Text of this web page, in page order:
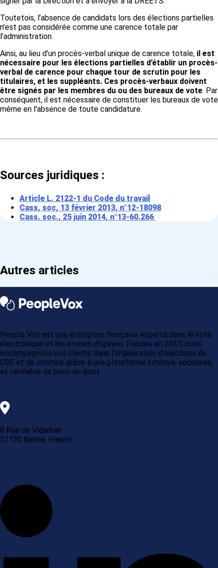
Toutetois, l’absence de candidats lors des élections partielles
n’est pas considérée comme une carence totale par
l’administration.
Ainsi, au lieu d'un procès-verbal unique de carence totale, il est
nécessaire pour les élections partielles d’établir un procès-
verbal de carence pour chaque tour de scrutin pour les
titulaires, et les suppléants. Ces procès-verbaux doivent
être signés par les membres du ou des bureaux de vote. Par
conséquent, il est nécessaire de constituer les bureaux de vote
même en l'absence de toute candidature.
Sources juridiques :
Article L. 2122-1 du Code du travail
Cass, soc, 13 février 2013, n°12-18098
Cass. soc., 25 juin 2014, n°13-60.266
Autres articles
People Vox est une entreprise française experte dans le vote
électronique et les études d'opinion. Fondée en 2011, nous
accompagnons nos clients dans l'organisation d'élections du
CSE et de scrutins grâce à une plateforme intuitive, sécurisée,
et vérifiable de bout-en-bout.
8 Rue de Vidailhan
31130 Balma, France